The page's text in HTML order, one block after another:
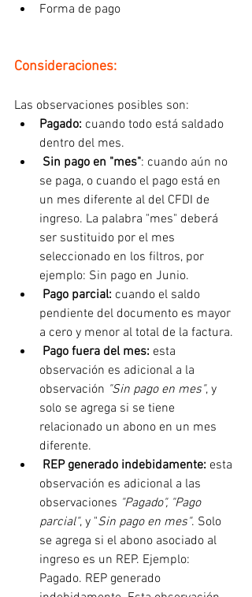
Forma de pago
Consideraciones:
Las observaciones posibles son:
Pagado: cuando todo está saldado
dentro del mes.
Sin pago en "mes": cuando aún no
se paga, o cuando el pago está en
un mes diferente al del CFDI de
ingreso. La palabra "mes" deberá
ser sustituido por el mes
seleccionado en los filtros, por
ejemplo: Sin pago en Junio.
Pago parcial: cuando el saldo
pendiente del documento es mayor
a cero y menor al total de la factura.
Pago fuera del mes: esta
observación es adicional a la
observación "Sin pago en mes", y
solo se agrega si se tiene
relacionado un abono en un mes
diferente.
REP generado indebidamente: esta
observación es adicional a las
observaciones "Pagado", "Pago
parcial", y "Sin pago en mes". Solo
se agrega si el abono asociado al
ingreso es un REP. Ejemplo:
Pagado. REP generado